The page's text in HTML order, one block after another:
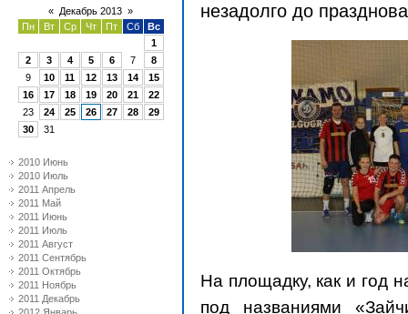
« Декабрь 2013 »
Пн
Вт Ср Чт Пт Сб
Вс
1
2
3 4 5 6 7
8
9
10 11 12 13 14
15
16
17 18 19 20 21
22
23
24 25 26 27 28
29
30
31
2010 Июнь
2010 Июль
2011 Апрель
2011 Май
2011 Июнь
2011 Июль
2011 Август
2011 Сентябрь
2011 Октябрь
2011 Ноябрь
2011 Декабрь
незадолго до
На площадку, как и год
под названиями